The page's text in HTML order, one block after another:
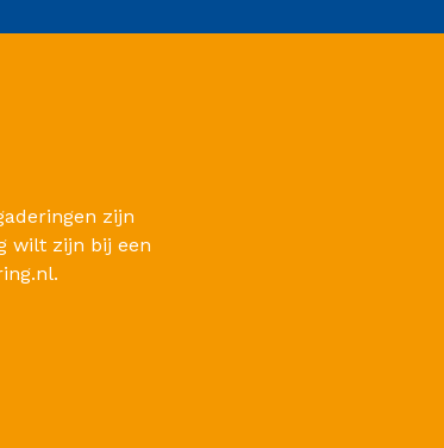
zijn
wilt zijn bij een